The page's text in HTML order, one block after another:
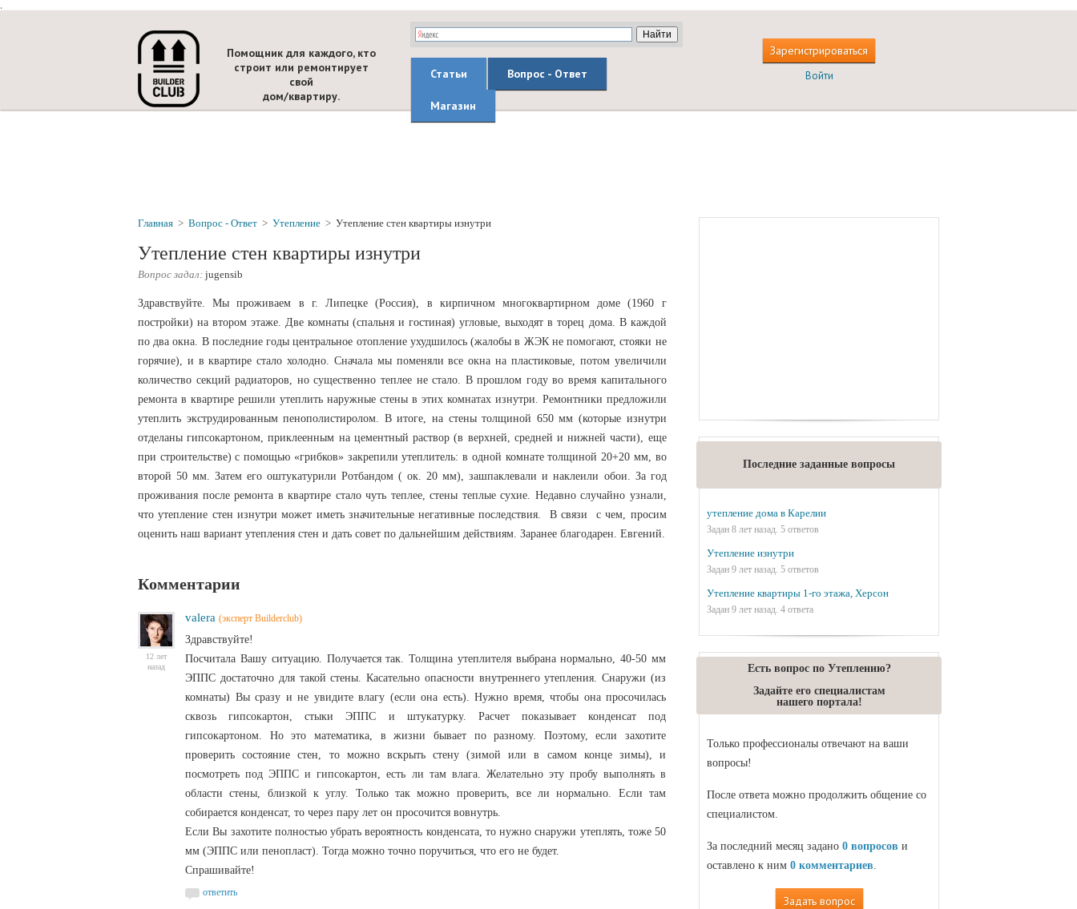
.
Зарегистрироваться
Войти
Помощник для каждого, кто
строит или ремонтирует
свой
дом/квартиру.
Статьи Вопрос - Ответ
Магазин
Последние заданные вопросы
утепление дома в Карелии
Задан 8 лет назад. 5 ответов
Утепление изнутри
Задан 9 лет назад. 5 ответов
Утепление квартиры 1-го этажа, Херсон
Задан 9 лет назад. 4 ответа
Есть вопрос по Утеплению?
Задайте его специалистам
нашего портала!
Только профессионалы отвечают на ваши
вопросы!
После ответа можно продолжить общение со
специалистом.
За последний месяц задано 0 вопросов и
оставлено к ним 0 комментариев
Задать вопрос
Главная > Вопрос - Ответ > Утепление > Утепление стен квартиры изнутри
Утепление стен квартиры изнутри
Вопрос задал: jugensib
Здравствуйте. Мы проживаем в г. Липецке (Россия), в кирпичном многоквартирном доме (1960 г
постройки) на втором этаже. Две комнаты (спальня и гостиная) угловые, выходят в торец дома. В каждой
по два окна. В последние годы центральное отопление ухудшилось (жалобы в ЖЭК не помогают, стояки не
горячие), и в квартире стало холодно. Сначала мы поменяли все окна на пластиковые, потом увеличили
количество секций радиаторов, но существенно теплее не стало. В прошлом году во время капитального
ремонта в квартире решили утеплить наружные стены в этих комнатах изнутри. Ремонтники предложили
утеплить экструдированным пенополистиролом. В итоге, на стены толщиной 650 мм (которые изнутри
отделаны гипсокартоном, приклеенным на цементный раствор (в верхней, средней и нижней части), еще
при строительстве) с помощью «грибков» закрепили утеплитель: в одной комнате толщиной 20+20 мм, во
второй 50 мм. Затем его оштукатурили Ротбандом ( ок. 20 мм), зашпаклевали и наклеили обои. За год
проживания после ремонта в квартире стало чуть теплее, стены теплые сухие. Недавно случайно узнали,
что утепление стен изнутри может иметь значительные негативные последствия. В связи с чем, просим
оценить наш вариант утепления стен и дать совет по дальнейшим действиям. Заранее благодарен. Евгений.
Комментарии
12 лет
назад
valera (эксперт Builderclub)
Здравствуйте!
Посчитала Вашу ситуацию. Получается так. Толщина утеплителя выбрана нормально, 40-50 мм
ЭППС достаточно для такой стены. Касательно опасности внутреннего утепления. Снаружи (из
комнаты) Вы сразу и не увидите влагу (если она есть). Нужно время, чтобы она просочилась
сквозь гипсокартон, стыки ЭППС и штукатурку. Расчет показывает конденсат под
гипсокартоном. Но это математика, в жизни бывает по разному. Поэтому, если захотите
проверить состояние стен, то можно вскрыть стену (зимой или в самом конце зимы), и
посмотреть под ЭППС и гипсокартон, есть ли там влага. Желательно эту пробу выполнять в
области стены, близкой к углу. Только так можно проверить, все ли нормально. Если там
собирается конденсат, то через пару лет он просочится вовнутрь.
Если Вы захотите полностью убрать вероятность конденсата, то нужно снаружи утеплять, тоже 50
мм (ЭППС или пенопласт). Тогда можно точно поручиться, что его не будет.
Спрашивайте!
ответить